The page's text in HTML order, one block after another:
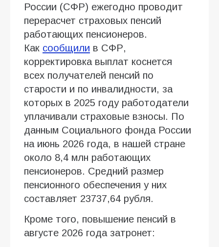
России (СФР) ежегодно проводит
перерасчет страховых пенсий
работающих пенсионеров.
Как сообщили в СФР,
корректировка выплат коснется
всех получателей пенсий по
старости и по инвалидности, за
которых в 2025 году работодатели
уплачивали страховые взносы. По
данным Социального фонда России
на июнь 2026 года, в нашей стране
около 8,4 млн работающих
пенсионеров. Средний размер
пенсионного обеспечения у них
составляет 23737,64 рубля.
Кроме того, повышение пенсий в
августе 2026 года затронет: